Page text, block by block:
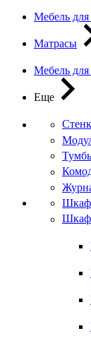
Мебель для
Матрасы
Мебель
Еще